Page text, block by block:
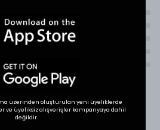
üzerinden oluşturulan yeni üyeliklerde
ve üyeliksiz alışverişler kampanyaya dahil
değildir.